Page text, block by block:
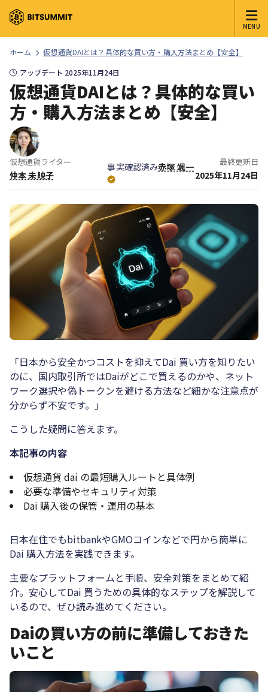
MENU
ホーム
仮想通貨DAIとは？具体的な買い方・購入方法まとめ【安全】
アップデート 2025年11月24日
仮想通貨DAIとは？具体的な買い
方・購入方法まとめ【安全】
仮想通貨ライター
仲本 未映子
事実確認済み赤塚 颯一 最終更新日
2025年11月24日
「日本から安全かつコストを抑えてDai 買い方を知りたい
のに、国内取引所ではDaiがどこで買えるのかや、ネット
ワーク選択や偽トークンを避ける方法など細かな注意点が
分からず不安です。」
こうした疑問に答えます。
本記事の内容
仮想通貨 dai の最短購入ルートと具体例
必要な準備やセキュリティ対策
Dai 購入後の保管・運用の基本
日本在住でもbitbankやGMOコインなどで円から簡単に
Dai 購入方法を実践できます。
主要なプラットフォームと手順、安全対策をまとめて紹
介。安心してDai 買うための具体的なステップを解説して
いるので、ぜひ読み進めてください。
Daiの買い方の前に準備しておきた
いこと